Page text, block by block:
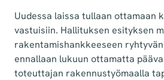
Uudessa laissa tullaan ottamaan
vastuisiin. Hallituksen esityksen
rakentamishankkeeseen
ennallaan lukuun ottamatta
toteuttajan rakennustyömaalla